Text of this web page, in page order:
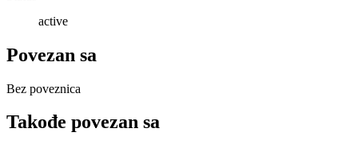
active
Povezan sa
Bez poveznica
Takođe povezan sa